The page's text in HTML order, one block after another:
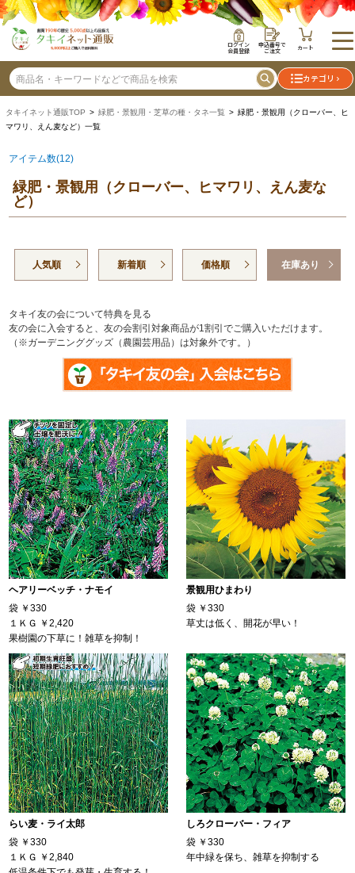
ログイン
会員登録
申込番号で
ご注文 カート
カテゴリ
タキイネット通販TOP > 緑肥・景観用・芝草の種・タネ一覧 > 緑肥・景観用（クローバー、ヒ
マワリ、えん麦など）一覧
アイテム数(12)
緑肥・景観用（クローバー、ヒマワリ、えん麦な
ど）
人気順 新着順 価格順 在庫あり
タキイ友の会について特典を見る
友の会に入会すると、友の会割引対象商品が1割引でご購入いただけます。
（※ガーデニンググッズ（農園芸用品）は対象外です。）
ヘアリーベッチ・ナモイ
袋 ￥330
１ＫＧ ￥2,420
果樹園の下草に！雑草を抑制！
景観用ひまわり
袋 ￥330
草丈は低く、開花が早い！
らい麦・ライ太郎
袋 ￥330
１ＫＧ ￥2,840
しろクローバー・フィア
袋 ￥330
年中緑を保ち、雑草を抑制する